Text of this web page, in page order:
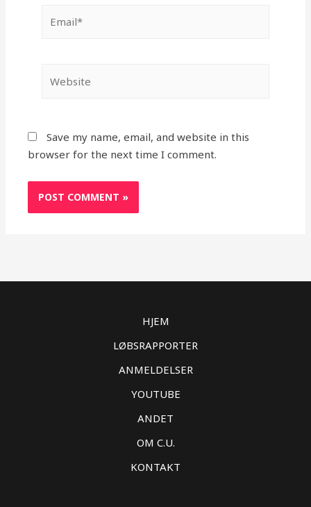
Save my name, email, and website in this
browser for the next time I comment.
HJEM
LØBSRAPPORTER
ANMELDELSER
YOUTUBE
ANDET
OM C.U.
KONTAKT